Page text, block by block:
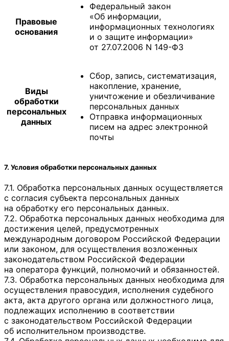
Правовые
основания
Федеральный закон
«Об информации,
информационных технологиях
и о защите информации»
от 27.07.2006 N 149-ФЗ
Виды
обработки
персональных
данных
Сбор, запись, систематизация,
накопление, хранение,
уничтожение и обезличивание
персональных данных
Отправка информационных
писем на адрес электронной
почты
7. Условия обработки персональных данных
7.1. Обработка персональных данных осуществляется
с согласия субъекта персональных данных
на обработку его персональных данных.
7.2. Обработка персональных данных необходима для
достижения целей, предусмотренных
международным договором Российской Федерации
или законом, для осуществления возложенных
законодательством Российской Федерации
на оператора функций, полномочий и обязанностей.
7.3. Обработка персональных данных необходима для
осуществления правосудия, исполнения судебного
акта, акта другого органа или должностного лица,
подлежащих исполнению в соответствии
с законодательством Российской Федерации
об исполнительном производстве.